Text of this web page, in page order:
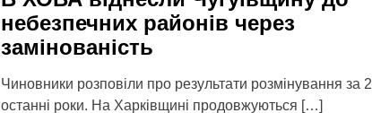
небезпечних районів через
замінованість
Чиновники розповіли про результати розмінування за 2
останні роки. На Харківщині продовжуються […]